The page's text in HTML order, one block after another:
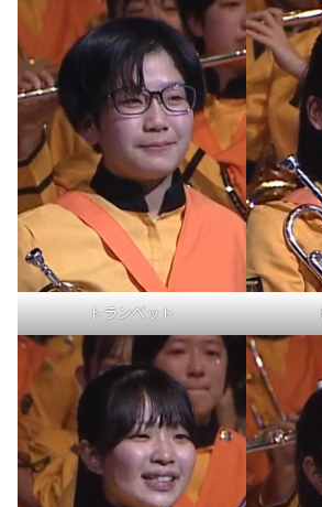
トランペット